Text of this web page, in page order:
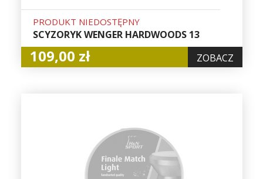
PRODUKT NIEDOSTĘPNY
SCYZORYK WENGER HARDWOODS 13
109,00 zł ZOBACZ